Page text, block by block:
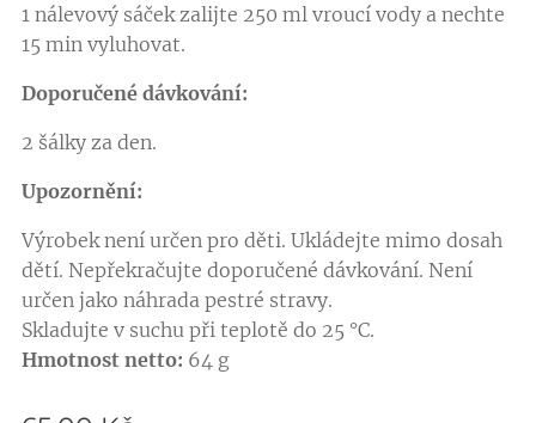
1 nálevový sáček zalijte 250 ml vroucí vody a nechte
15 min vyluhovat.
Doporučené dávkování:
2 šálky za den.
Upozornění:
Výrobek není určen pro děti. Ukládejte mimo dosah
dětí. Nepřekračujte doporučené dávkování. Není
určen jako náhrada pestré stravy.
Skladujte v suchu při teplotě do 25 °C.
Hmotnost netto: 64 g